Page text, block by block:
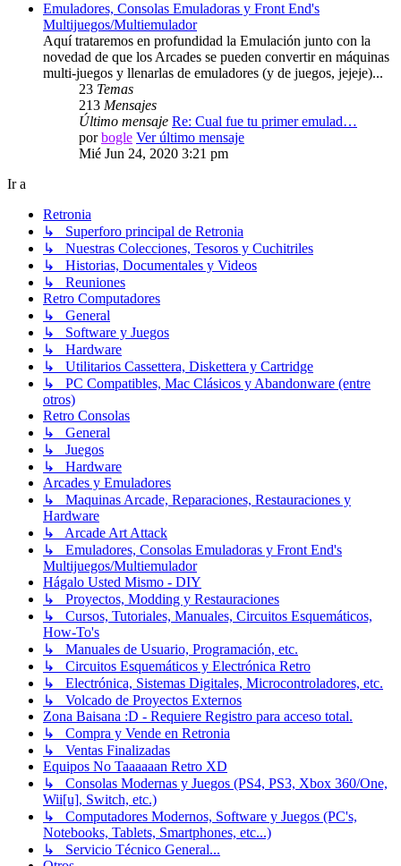
Emuladores, Consolas Emuladoras y Front End's
Multijuegos/Multiemulador
Aquí trataremos en profundidad la Emulación junto con la
novedad de que los Arcades se pueden convertir en máquinas
multi-juegos y llenarlas de emuladores (y de juegos, jejeje)...
23 Temas
213 Mensajes
Último mensaje Re: Cual fue tu primer emulad…
porbogle Ver último mensaje
Mié Jun 24, 2020 3:21 pm
Ir a
Retronia
↳ Superforo principal de Retronia
↳ Nuestras Colecciones, Tesoros y Cuchitriles
↳ Historias, Documentales y Videos
↳ Reuniones
Retro Computadores
↳ General
↳ Software y Juegos
↳ Hardware
↳ Utilitarios Cassettera, Diskettera y Cartridge
↳ PC Compatibles, Mac Clásicos y Abandonware (entre
otros)
Retro Consolas
↳ General
↳ Juegos
↳ Hardware
Arcades y Emuladores
↳ Maquinas Arcade, Reparaciones, Restauraciones y
Hardware
↳ Arcade Art Attack
↳ Emuladores, Consolas Emuladoras y Front End's
Multijuegos/Multiemulador
Hágalo Usted Mismo - DIY
↳ Proyectos, Modding y Restauraciones
↳ Cursos, Tutoriales, Manuales, Circuitos Esquemáticos,
How-To's
↳ Manuales de Usuario, Programación, etc.
↳ Circuitos Esquemáticos y Electrónica Retro
↳ Electrónica, Sistemas Digitales, Microcontroladores, etc.
↳ Volcado de Proyectos Externos
Zona Baisana :D - Requiere Registro para acceso total.
↳ Compra y Vende en Retronia
↳ Ventas Finalizadas
Equipos No Taaaaaan Retro XD
↳ Consolas Modernas y Juegos (PS4, PS3, Xbox 360/One,
Wii[u], Switch, etc.)
↳ Computadores Modernos, Software y Juegos (PC's,
Notebooks, Tablets, Smartphones, etc...)
↳ Servicio Técnico General...